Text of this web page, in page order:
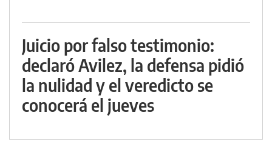
Juicio por falso testimonio:
declaró Avilez, la defensa pidió
la nulidad y el veredicto se
conocerá el jueves